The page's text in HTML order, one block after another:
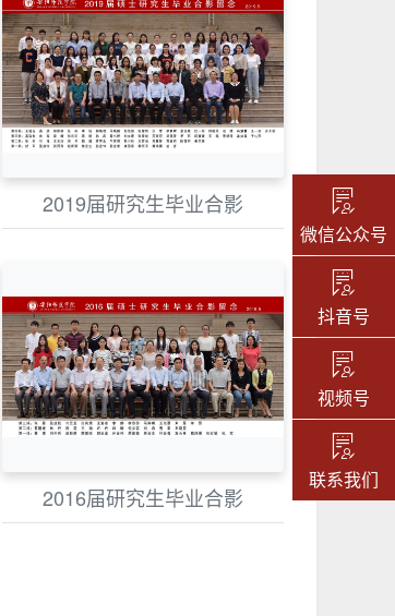
2019届研究生毕业合影
2016届研究生毕业合影
微信公众号
抖音号
视频号
联系我们